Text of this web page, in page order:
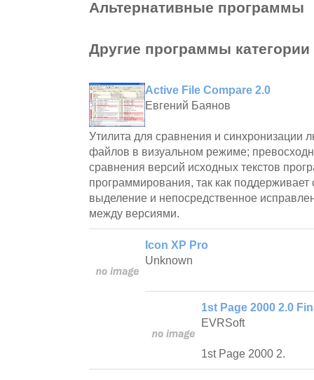
Альтернативные программы
Другие программы категории
Active File Compare 2.0
Евгений Баянов
Утилита для сравнения и синхронизации
файлов в визуальном режиме;
сравнения версий исходных текстов
программирования, так как поддерживает
выделение и непосредственное
между версиями.
Icon XP Pro
Unknown
1st Page 2000 2.0
EVRSoft
1st Page 2000 2.